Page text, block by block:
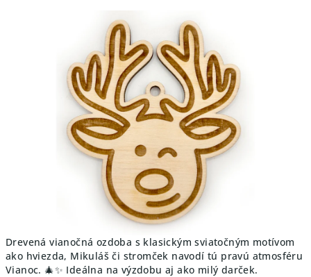
Drevená vianočná ozdoba s klasickým sviatočným motívom
ako hviezda, Mikuláš či stromček navodí tú pravú atmosféru
Vianoc. 🎄✨ Ideálna na výzdobu aj ako milý darček.